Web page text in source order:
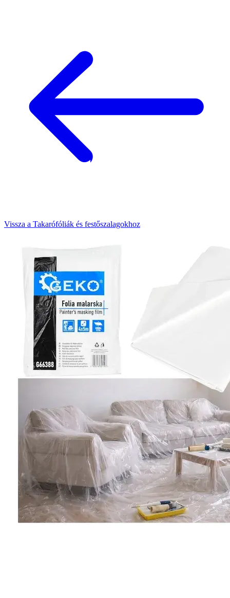
Vissza a Takarófóliák és festőszalagokhoz